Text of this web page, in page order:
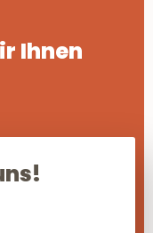
Ihnen